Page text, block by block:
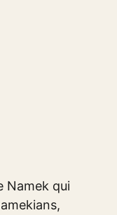
Namek qui